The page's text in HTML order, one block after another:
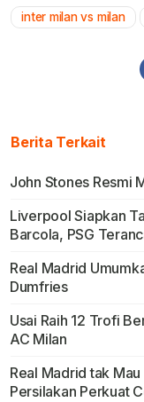
inter milan vs milan
Berita Terkait
John Stones Resmi
Liverpool Siapkan
Barcola, PSG
Real Madrid
Dumfries
Usai Raih 12 Trofi
AC Milan
Real Madrid tak
Persilakan Perkuat